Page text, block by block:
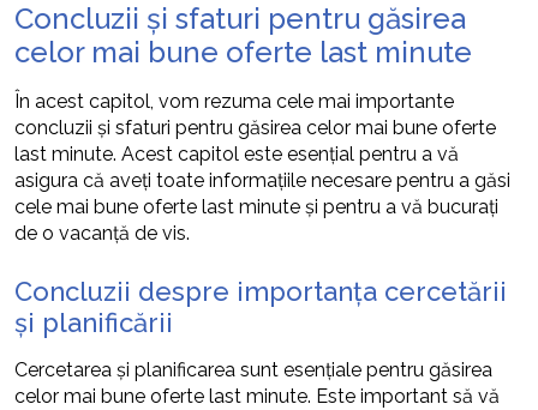
Concluzii și sfaturi pentru găsirea
celor mai bune oferte last minute
În acest capitol, vom rezuma cele mai importante
concluzii și sfaturi pentru găsirea celor mai bune oferte
last minute. Acest capitol este esențial pentru a vă
asigura că aveți toate informațiile necesare pentru a găsi
cele mai bune oferte last minute și pentru a vă bucurați
de o vacanță de vis.
Concluzii despre importanța cercetării
și planificării
Cercetarea și planificarea sunt esențiale pentru găsirea
celor mai bune oferte last minute. Este important să vă